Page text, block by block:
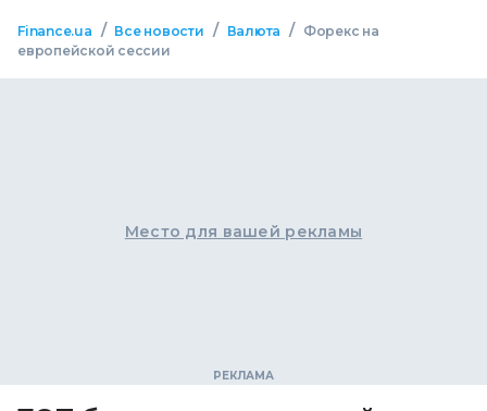
Finance.ua / Все новости / Валюта /
Форекс на
европейской сессии
Место для вашей рекламы